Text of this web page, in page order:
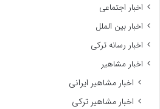
اخبار اجتماعی
اخبار بین الملل
اخبار رسانه ترکی
اخبار مشاهیر
اخبار مشاهیر ایرانی
اخبار مشاهیر ترکی